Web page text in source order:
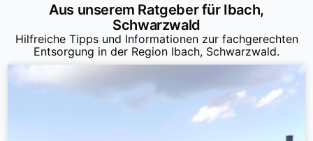
Aus unserem Ratgeber für Ibach,
Schwarzwald
Hilfreiche Tipps und Informationen zur fachgerechten
Entsorgung in der Region Ibach, Schwarzwald.